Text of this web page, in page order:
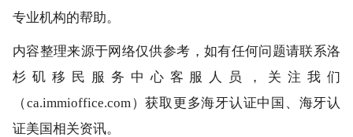
专业机构的帮助。
内容整理来源于网络仅供参考，如有任何问题请联系洛
杉矶移民服务中心客服人员，关注我们
（ca.immioffice.com）获取更多海牙认证中国、海牙认
证美国相关资讯。